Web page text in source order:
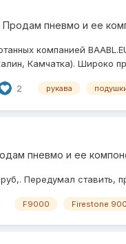
Продам пневмо и ее
компанией
Камчатка). Широко
2 рукава
пневмо и ее
Передумал ставить,
F9000 Firestone